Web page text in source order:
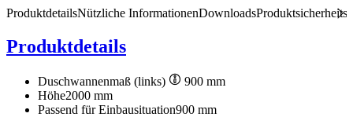
Produktdetails
Produktdetails
Duschwannenmaß (links)
900 mm
Höhe2000 mm
Passend für Einbausituation900 mm
Nützliche InformationenDownloads